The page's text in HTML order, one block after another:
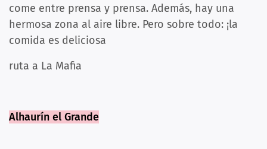
come entre prensa y prensa. Además, hay una
hermosa zona al aire libre. Pero sobre todo: ¡la
comida es deliciosa
ruta a La Mafia
Alhaurín el Grande